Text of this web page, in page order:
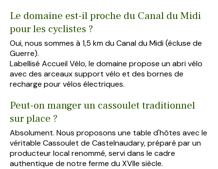
Le domaine est-il proche du Canal du Midi
pour les cyclistes ?
Oui, nous sommes à 1,5 km du Canal du Midi (écluse de
Guerre).
Labellisé Accueil Vélo, le domaine propose un abri vélo
avec des arceaux support vélo et des bornes de
recharge pour vélos électriques.
Peut-on manger un cassoulet traditionnel
sur place ?
Absolument. Nous proposons une table d'hôtes avec le
véritable Cassoulet de Castelnaudary, préparé par un
producteur local renommé, servi dans le cadre
authentique de notre ferme du XVIIe siècle.